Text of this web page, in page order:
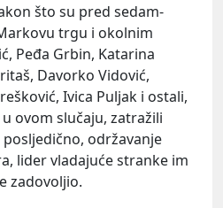
što su pred sedam-
trgu i okolnim
Peđa Grbin, Katarina
Davorko Vidović,
Ivica Puljak i ostali,
ovom slučaju, zatražili
održavanje
lider vladajuće stranke im
zadovoljio.